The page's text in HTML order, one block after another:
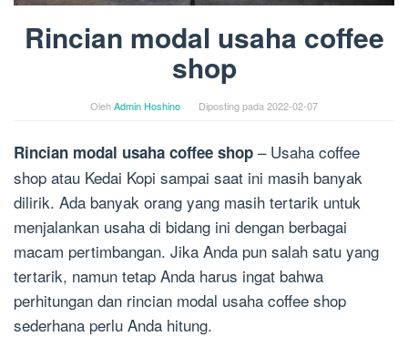
Rincian modal usaha coffee
shop
OlehAdmin Hoshino Diposting pada 2022-02-07
Rincian modal usaha coffee shop – Usaha coffee
shop atau Kedai Kopi sampai saat ini masih banyak
dilirik. Ada banyak orang yang masih tertarik untuk
menjalankan usaha di bidang ini dengan berbagai
macam pertimbangan. Jika Anda pun salah satu yang
tertarik, namun tetap Anda harus ingat bahwa
perhitungan dan rincian modal usaha coffee shop
sederhana perlu Anda hitung.